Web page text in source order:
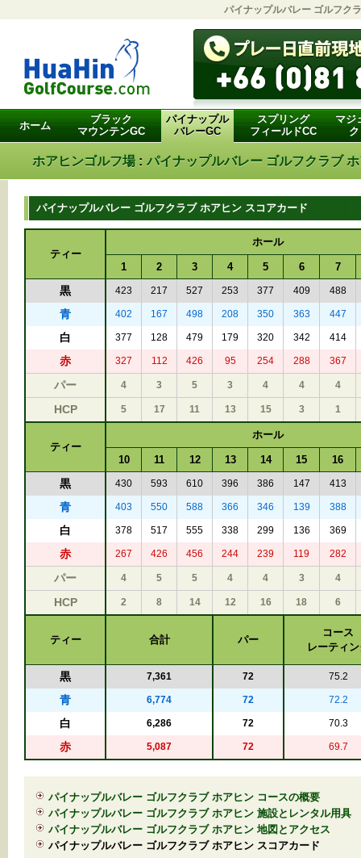
パイナップルバレー ゴルフク
ホーム
ブラック
マウンテンGC
パイナップル
バレーGC
スプリング
フィールドCC
マジ
ホアヒンゴルフ場 : パイナップルバレー ゴルフクラブ
パイナップルバレー ゴルフクラブ ホアヒン スコアカード
ティー
ホール
1 2 3 4 5 6 7
黒 423 217 527 253 377 409 488
青 402 167 498 208 350 363 447
白 377 128 479 179 320 342 414
赤 327 112 426 95 254 288 367
パー 4 3 5 3 4 4 4
HCP 5 17 11 13 15 3 1
ティー
ホール
10 11 12 13 14 15 16
黒 430 593 610 396 386 147 413
青 403 550 588 366 346 139 388
白 378 517 555 338 299 136 369
赤 267 426 456 244 239 119 282
パー 4 5 5 4 4 3 4
HCP 2 8 14 12 16 18 6
ティー 合計 パー
コース
レーティ
黒 7,361 72 75.2
青 6,774 72 72.2
白 6,286 72 70.3
赤 5,087 72 69.7
パイナップルバレー ゴルフクラブ ホアヒン コースの概要
パイナップルバレー ゴルフクラブ ホアヒン 施設とレンタル用具
パイナップルバレー ゴルフクラブ ホアヒン 地図とアクセス
パイナップルバレー ゴルフクラブ ホアヒン スコアカード